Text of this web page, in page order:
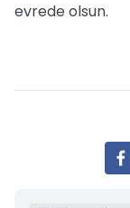
evrede olsun.